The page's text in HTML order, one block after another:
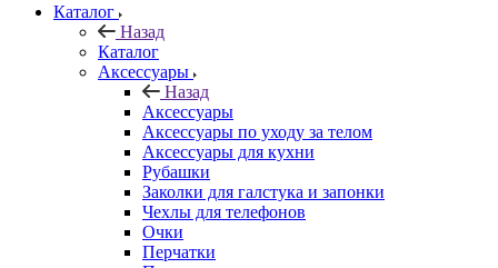
Каталог
Назад
Каталог
Аксессуары
Назад
Аксессуары
Аксессуары по уходу за телом
Аксессуары для кухни
Рубашки
Заколки для галстука и запонки
Чехлы для телефонов
Очки
Перчатки